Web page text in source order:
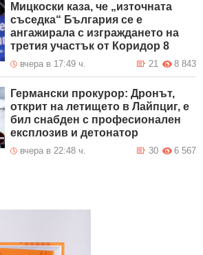
Мицкоски каза, че „източната
съседка“ България се е
ангажирала с изграждането на
третия участък от Коридор 8
вчера в 17:49 ч. 8 843
21
Германски прокурор: Дронът,
открит на летището в Лайпциг, е
бил снабден с професионален
експлозив и детонатор
вчера в 22:48 ч. 6 567
30